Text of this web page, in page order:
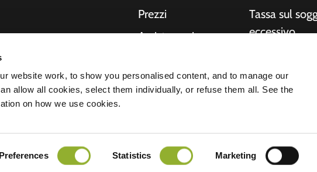
website work, to show you personalised content, and to manage our
allow all cookies, select them individually, or refuse them all. See the
on how we use cookies.
Preferences Statistics Marketing
autobus e
nostre soluzioni
e le città
bisogno, mentre
Prezzi
Assistenza in
NMBS
Fornitori
Tassa sul
eccessivo
Informazioni
noi
Tutti i diritti riservati © 2026 - Allego B.V.
sulla privacy